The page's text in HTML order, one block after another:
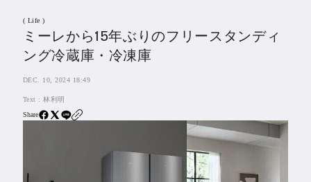
Car Watch Money Life
住宅ローン
SBIネオトレード証券
( Life )
ミーレから15年ぶりのフリースタンディ
ング冷蔵庫・冷凍庫
DEC. 10, 2024 18:49
Text :林利明
Share